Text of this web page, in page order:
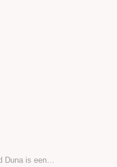
Duna is een…